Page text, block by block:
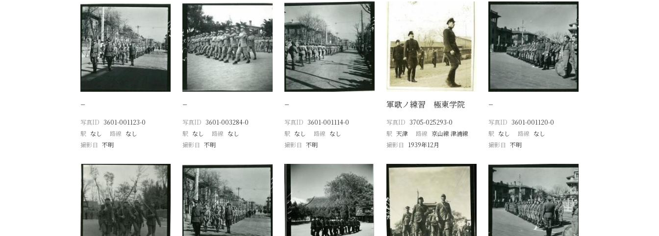
−
写真ID 3601-001123-0
駅 なし 路線 なし
撮影日 不明
−
写真ID 3601-003284-0
駅 なし 路線 なし
撮影日 不明
−
写真ID 3601-001114-0
駅 なし 路線 なし
撮影日 不明
軍歌ノ練習 極東学院
写真ID 3705-025293-0
駅 天津 路線 京山線 津浦線
撮影日
1939年12月
−
写真ID 3601-001120-0
駅 なし 路線 なし
撮影日 不明